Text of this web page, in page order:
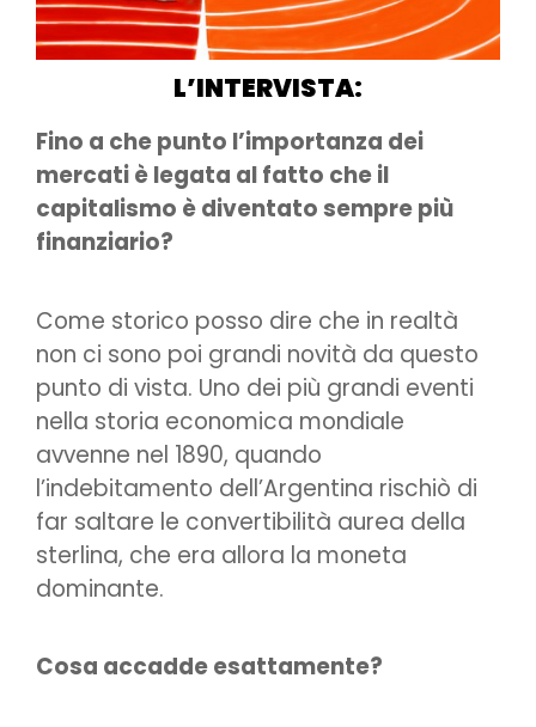
L’INTERVISTA:
Fino a che punto l’importanza dei
mercati è legata al fatto che il
capitalismo è diventato sempre più
finanziario?
Come storico posso dire che in realtà
non ci sono poi grandi novità da questo
punto di vista. Uno dei più grandi eventi
nella storia economica mondiale
avvenne nel 1890, quando
l’indebitamento dell’Argentina rischiò di
far saltare le convertibilità aurea della
sterlina, che era allora la moneta
dominante.
Cosa accadde esattamente?